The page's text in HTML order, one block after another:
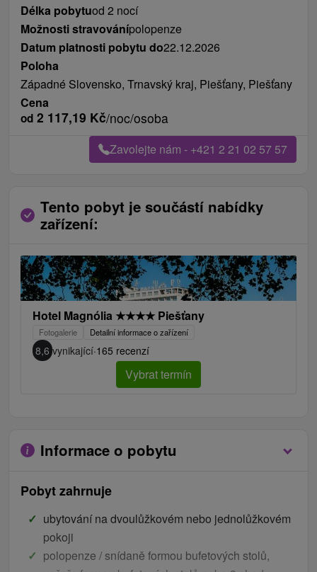
Délka pobytuod 2 nocí
Možnosti stravovánípolopenze
Datum platnosti pobytu do22.12.2026
Poloha
Západné Slovensko, Trnavský kraj, Piešťany, Piešťany
Cena
od 2 117,19 Kč/noc/osoba
Zavolejte nám - +421 2 21 02 57 57
Tento pobyt je součástí nabídky
zařízení:
Hotel Magnólia ★★★★ Piešťany
Fotogalerie Detailní informace o zařízení
8,6 vynikající·165 recenzí
Vybrat termín
Informace o pobytu
Pobyt zahrnuje
ubytování na dvoulůžkovém nebo jednolůžkovém
pokoji
polopenze / snídaně formou bufetových stolů,